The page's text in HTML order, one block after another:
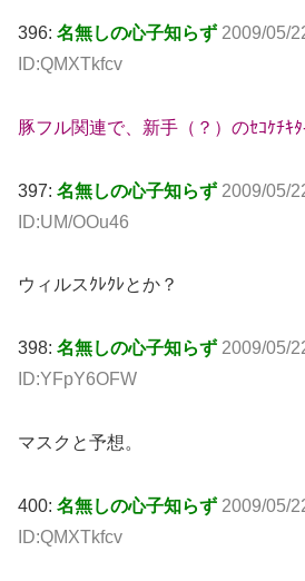
396: 名無しの心子知らず 2009/05/
ID:QMXTkfcv
豚フル関連で、新手（？）のｾｺｹﾁｷ
397: 名無しの心子知らず 2009/05/
ID:UM/OOu46
ウィルスｸﾚｸﾚとか？
398: 名無しの心子知らず 2009/05/
ID:YFpY6OFW
マスクと予想。
400: 名無しの心子知らず 2009/05/
ID:QMXTkfcv